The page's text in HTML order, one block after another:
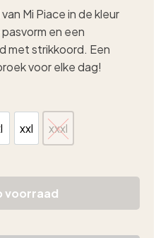
Mi Piace in de kleur
en een
met strikkoord. Een
voor elke dag!
xxl
xxl
xxxl
xxxl
voorraad